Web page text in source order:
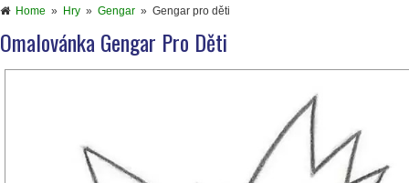
Home » Hry » Gengar » Gengar pro děti
Omalovánka Gengar Pro Děti